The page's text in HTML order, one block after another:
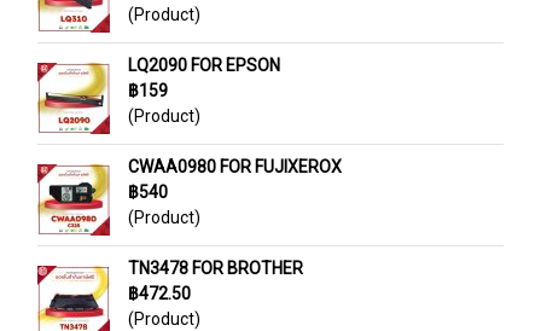
(Product)
LQ2090 FOR EPSON
฿159
(Product)
CWAA0980 FOR FUJIXEROX
฿540
(Product)
TN3478 FOR BROTHER
฿472.50
(Product)